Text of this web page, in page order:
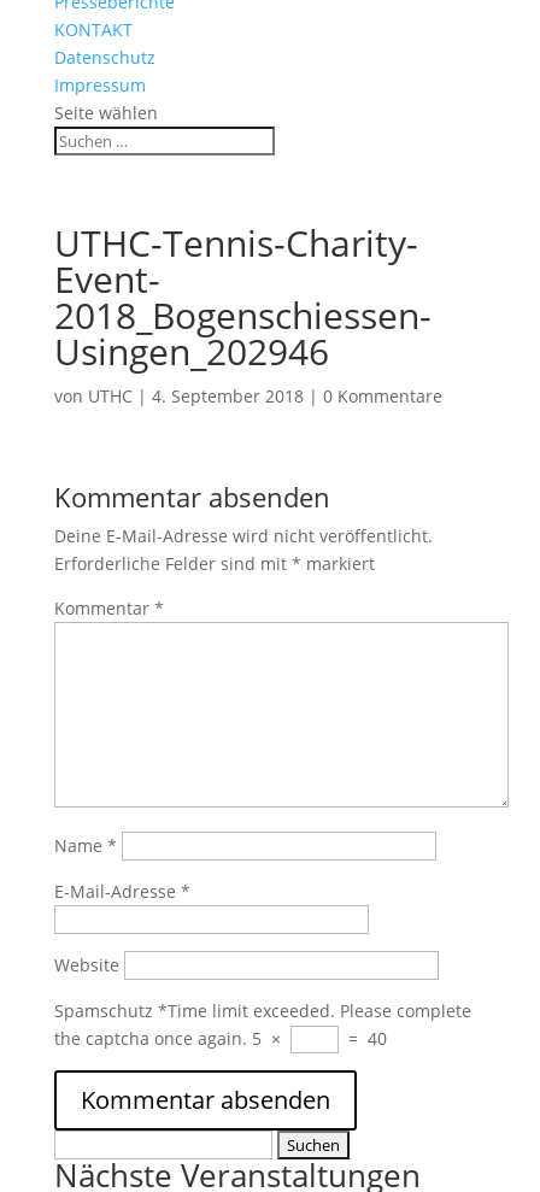
KONTAKT
Datenschutz
Impressum
Seite wählen
UTHC-Tennis-Charity-
Event-
2018_Bogenschiessen-
Usingen_202946
von UTHC| 4. September 2018| 0 Kommentare
Kommentar absenden
Deine E-Mail-Adresse wird nicht veröffentlicht.
Erforderliche Felder sind mit * markiert
Kommentar *
Name *
E-Mail-Adresse *
Website
Spamschutz *Time limit exceeded. Please complete
the captcha once again. 5 × = 40
nach:
Nächste Veranstaltungen